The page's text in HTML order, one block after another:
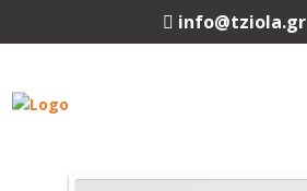
info@tziola.gr